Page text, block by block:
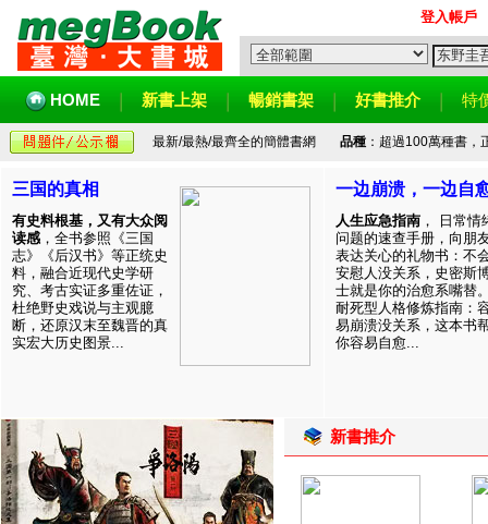
登入帳戶
HOME 新書上架 暢銷書架 好書推介 特
最新/最熱/最齊全的簡體書網 品種：超過100萬種書，
三国的真相
有史料根基，又有大众阅
读感 ，全书参照《三国
志》《后汉书》等正统史
料，融合近现代史学研
究、考古实证多重佐证，
杜绝野史戏说与主观臆
断，还原汉末至魏晋的真
实宏大历史图景...
一边崩溃，一边自
人生应急指南 ， 日常情
问题的速查手册，向朋
表达关心的礼物书：不
安慰人没关系，史密斯
士就是你的治愈系嘴替
耐死型人格修炼指南：
易崩溃没关系，这本书
你容易自愈...
新書推介